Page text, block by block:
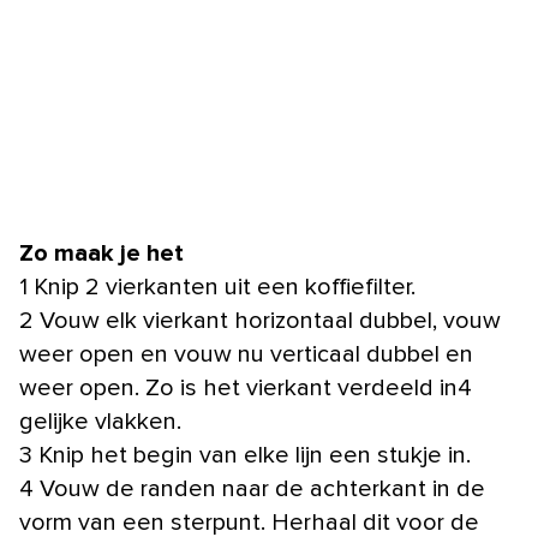
Zo maak je het
1 Knip 2 vierkanten uit een koffiefilter.
2 Vouw elk vierkant horizontaal dubbel, vouw
weer open en vouw nu verticaal dubbel en
weer open. Zo is het vierkant verdeeld in4
gelijke vlakken.
3 Knip het begin van elke lijn een stukje in.
4 Vouw de randen naar de achterkant in de
vorm van een sterpunt. Herhaal dit voor de